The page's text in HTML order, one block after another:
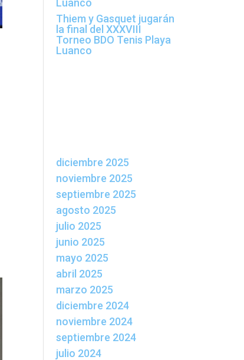
Luanco
Thiem y Gasquet jugarán
la final del XXXVIII
Torneo BDO Tenis Playa
Luanco
diciembre 2025
noviembre 2025
septiembre 2025
agosto 2025
julio 2025
junio 2025
mayo 2025
abril 2025
marzo 2025
diciembre 2024
noviembre 2024
septiembre 2024
julio 2024